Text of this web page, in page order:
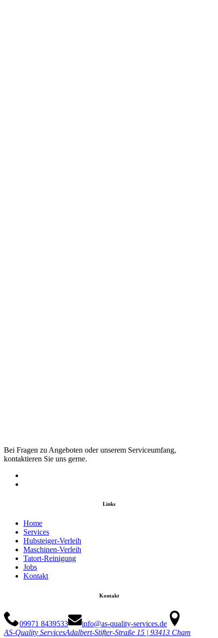
Bei Fragen zu Angeboten oder unserem Serviceumfang,
kontaktieren Sie uns gerne.
Links
Home
Services
Hubsteiger-Verleih
Maschinen-Verleih
Tatort-Reinigung
Jobs
Kontakt
Kontakt
09971 8439533
info@as-quality-services.de
AS-Quality ServicesAdalbert-Stifter-Straße 15 | 93413 Cham